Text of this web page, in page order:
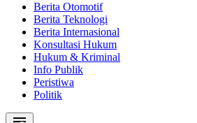
Berita Otomotif
Berita Teknologi
Berita Internasional
Konsultasi Hukum
Hukum & Kriminal
Info Publik
Peristiwa
Politik